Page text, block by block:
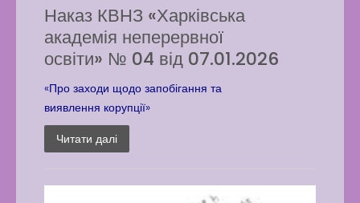
Наказ КВНЗ «Харківська
академія неперервної
освіти» № 04 від 07.01.2026
«Про заходи щодо запобігання та
виявлення корупції»
Читати далі